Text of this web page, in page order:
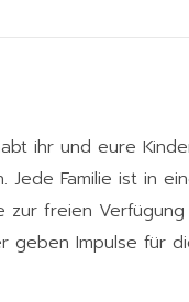
ihr und eure
Familie ist in
zur freien
Impulse für